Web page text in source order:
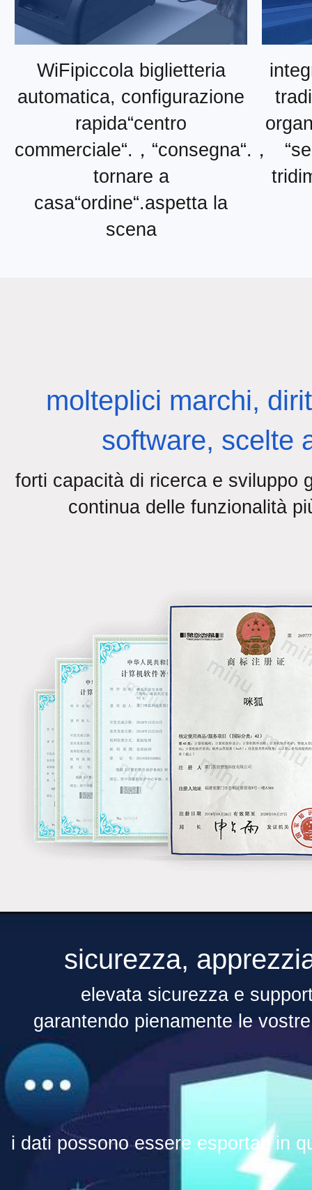
WiFipiccola biglietteria
automatica, configurazione
rapida“centro
commerciale“.，“consegna“.，
tornare a
casa“ordine“.aspetta la
scena
molteplici marchi,
software, scelte
forti capacità di ricerca e sviluppo
continua delle funzionalità
sicurezza,
elevata sicurezza e
garantendo pienamente le
i dati possono essere esportati in